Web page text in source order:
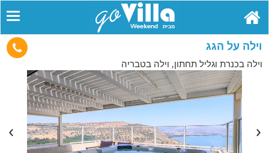
וילה על הגג
וילה בכנרת וגליל תחתון, וילה בטבריה